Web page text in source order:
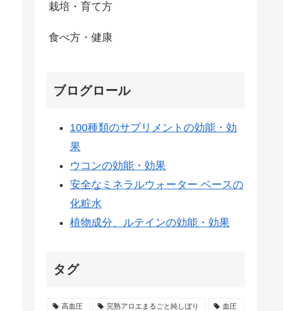
栽培・育て方
食べ方・健康
ブログロール
100種類のサプリメントの効能・効
果
ウコンの効能・効果
安全なミネラルウォーター ベースの
化粧水
植物成分、ルテインの効能・効果
タグ
高血圧 完熟アロエまるごと純しぼり 血圧